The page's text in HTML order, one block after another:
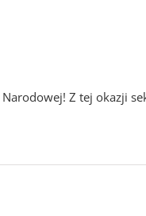
Narodowej! Z tej okazji